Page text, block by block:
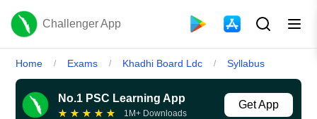
Challenger App
Home / Exams / Khadhi Board Ldc / Syllabus
No.1 PSC Learning App
★ ★ ★ ★ ★ 1M+ Downloads
Get App